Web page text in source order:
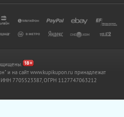
и на сайт www.kupikupon.ru принадлежат
7705523387, ОГРН 1127747063212